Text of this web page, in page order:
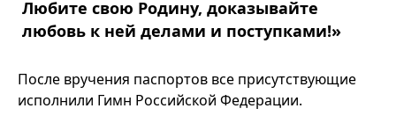
Любите свою Родину, доказывайте
любовь к ней делами и поступками!»
После вручения паспортов все присутствующие
исполнили Гимн Российской Федерации.